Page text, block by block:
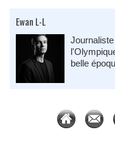
Ewan L-L
belle